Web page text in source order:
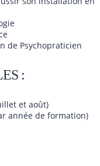
de Psychopraticien
:
et août)
année de formation)